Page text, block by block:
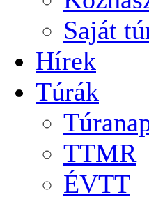
Saját
Hírek
Túrák
TTMR
ÉVTT